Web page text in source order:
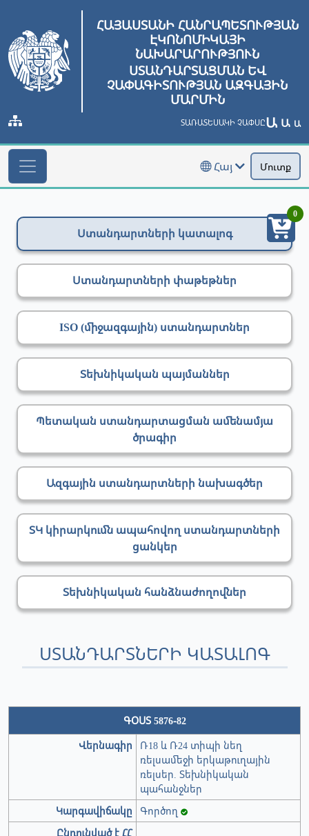
ՀԱՅԱՍՏԱՆԻ ՀԱՆՐԱՊԵՏՈՒԹՅԱՆ
ԷԿՈՆՈՄԻԿԱՅԻ
ՆԱԽԱՐԱՐՈՒԹՅՈՒՆ
ՍՏԱՆԴԱՐՏԱՑՄԱՆ ԵՎ
ՉԱՓԱԳԻՏՈՒԹՅԱՆ ԱԶԳԱՅԻՆ
ՄԱՐՄԻՆ
ՏԱՌԱՏԵՍԱԿԻ ՉԱՓՍԸԱ Ա Ա
Հայ Մուտք
Ստանդարտների կատալոգ
Ստանդարտների փաթեթներ
ISO (միջազգային) ստանդարտներ
Տեխնիկական պայմաններ
Պետական ստանդարտացման ամենամյա
ծրագիր
Ազգային ստանդարտների նախագծեր
ՏԿ կիրարկումն ապահովող ստանդարտների
ցանկեր
Տեխնիկական հանձնաժողովներ
ՍՏԱՆԴԱՐՏՆԵՐԻ ԿԱՏԱԼՈԳ
ԳՕՍՏ 5876-82
Վերնագիր
Ռ18 և Ռ24 տիպի նեղ
ռելսամեջի երկաթուղային
ռելսեր. Տեխնիկական
պահանջներ
Կարգավիճակը
Գործող
Ընդունված է ՀՀ
0